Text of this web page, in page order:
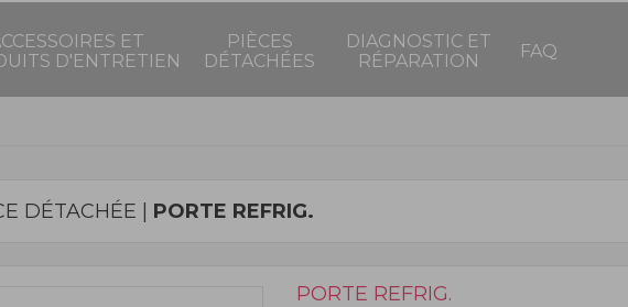
ET
D'ENTRETIEN
PIÈCES
DÉTACHÉES
DIAGNOSTIC ET
RÉPARATION
FAQ
DÉTACHÉE | PORTE REFRIG.
PORTE REFRIG.